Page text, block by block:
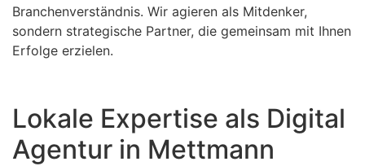
Branchenverständnis. Wir agieren als Mitdenker,
sondern strategische Partner, die gemeinsam mit Ihnen
Erfolge erzielen.
Lokale Expertise als Digital
Agentur in Mettmann